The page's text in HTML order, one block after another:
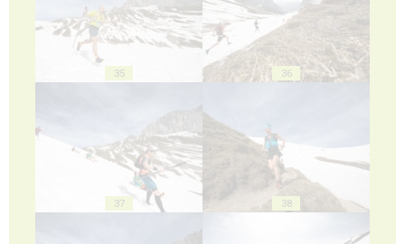
35 36
37 38